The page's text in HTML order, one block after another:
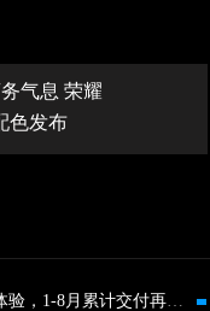
气息 荣耀
色发布
问界新M7系列持续领跑科技豪华体验，1-8月累计交付再次夺冠